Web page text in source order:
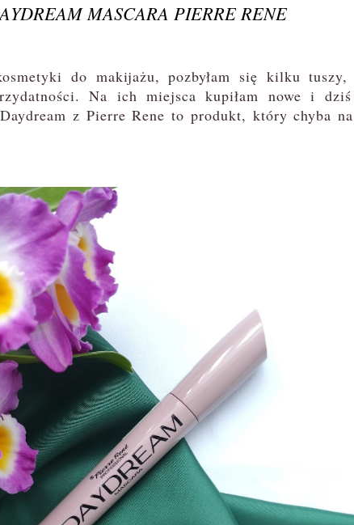
MASCARA PIERRE RENE
do makijażu, pozbyłam się kilku tuszy,
Na ich miejsca kupiłam nowe i
z Pierre Rene to produkt, który chyba na